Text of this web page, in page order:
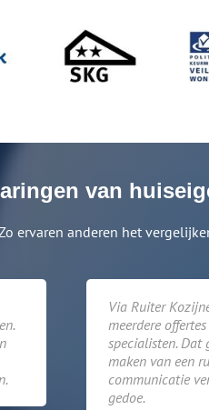
van
ervaren anderen het
Via Ruiter
meerdere
specialisten.
maken van een
communicatie
gedoe.